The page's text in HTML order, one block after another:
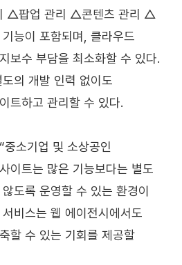
△팝업 관리 △콘텐츠 관리 △
능이 포함되며, 클라우드
보수 부담을 최소화할 수 있다.
의 개발 인력 없이도
트하고 관리할 수 있다.
소기업 및 소상공인
이트는 많은 기능보다는 별도
도록 운영할 수 있는 환경이
비스는 웹 에이전시에서도
할 수 있는 기회를 제공할